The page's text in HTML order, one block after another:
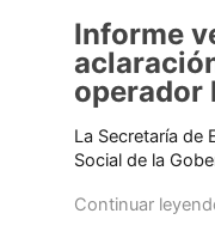
Informe
operador
La Secretaría de
Social de la
Continuar